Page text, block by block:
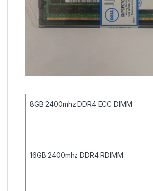
8GB 2400mhz DDR4 ECC DIMM
16GB 2400mhz DDR4 RDIMM